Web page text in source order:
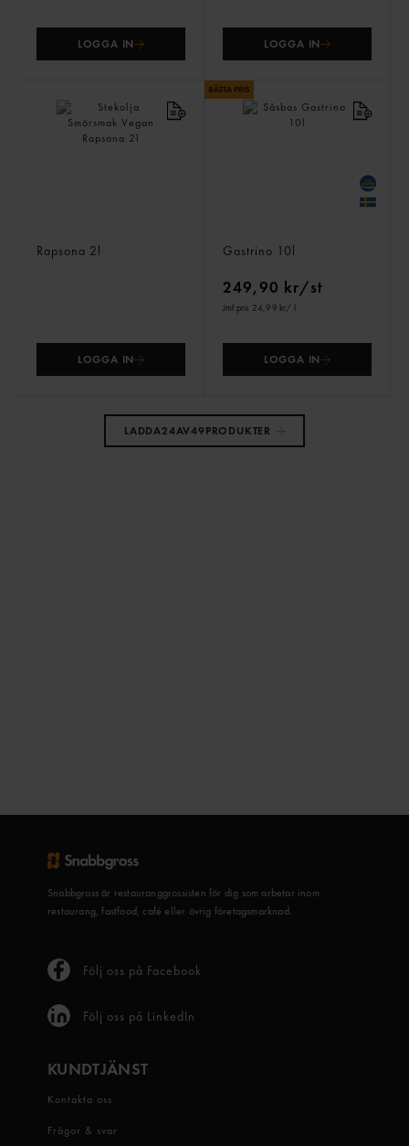
LOGGA IN LOGGA IN
Rapsona 2l
LOGGA IN
Gastrino 10l
249,90 kr/st
Jmf.pris 24,99 kr/ l
LOGGA IN
LADDA24AV49PRODUKTER
Snabbgross är restauranggrossisten för dig som arbetar inom
restaurang, fastfood, café eller övrig företagsmarknad.
Följ oss på Facebook
Följ oss på LinkedIn
KUNDTJÄNST
Kontakta oss
Frågor & svar